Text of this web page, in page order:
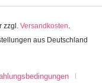
zzgl. Versandkosten.
aus Deutschland